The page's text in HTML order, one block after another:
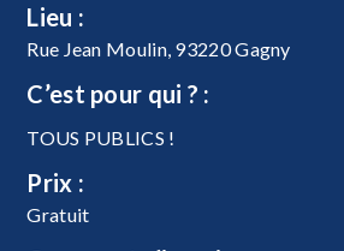
Lieu :
Rue Jean Moulin, 93220 Gagny
C’est pour qui ? :
TOUS PUBLICS !
Prix :
Gratuit